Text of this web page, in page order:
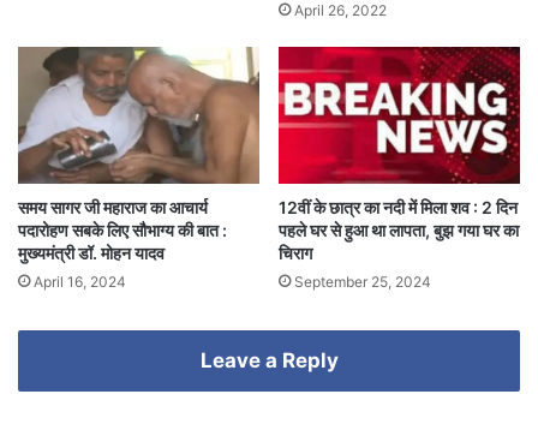
April 26, 2022
समय सागर जी महाराज का आचार्य
पदारोहण सबके लिए सौभाग्य की बात :
मुख्यमंत्री डॉ. मोहन यादव
April 16, 2024
12वीं के छात्र का नदी में मिला शव : 2 दिन
पहले घर से हुआ था लापता, बुझ गया घर का
चिराग
September 25, 2024
Leave a Reply